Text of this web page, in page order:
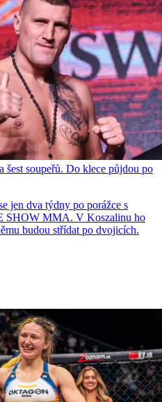
soupeřů. Do klece půjdou po
jen dva týdny po porážce s
SHOW MMA. V Koszalinu ho
budou střídat po dvojicích.